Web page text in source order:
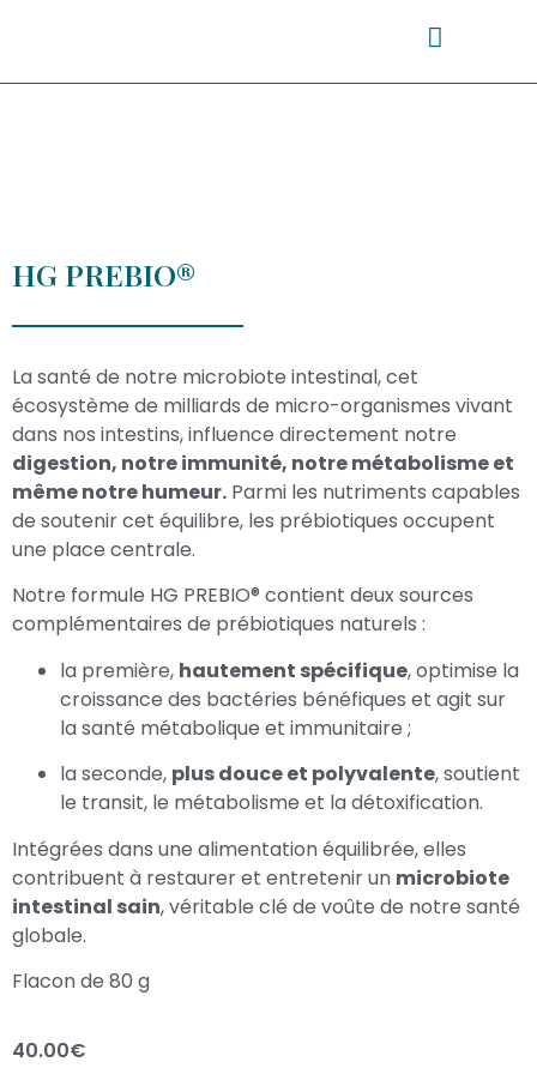
HG PREBIO®
La santé de notre microbiote intestinal, cet
écosystème de milliards de micro-organismes vivant
dans nos intestins, influence directement notre
digestion, notre immunité, notre métabolisme et
même notre humeur. Parmi les nutriments capables
de soutenir cet équilibre, les prébiotiques occupent
une place centrale.
Notre formule HG PREBIO® contient deux sources
complémentaires de prébiotiques naturels :
la première, hautement spécifique, optimise la
croissance des bactéries bénéfiques et agit sur
la santé métabolique et immunitaire ;
la seconde, plus douce et polyvalente, soutient
le transit, le métabolisme et la détoxification.
Intégrées dans une alimentation équilibrée, elles
contribuent à restaurer et entretenir un microbiote
intestinal sain, véritable clé de voûte de notre santé
globale.
Flacon de 80 g
40.00€